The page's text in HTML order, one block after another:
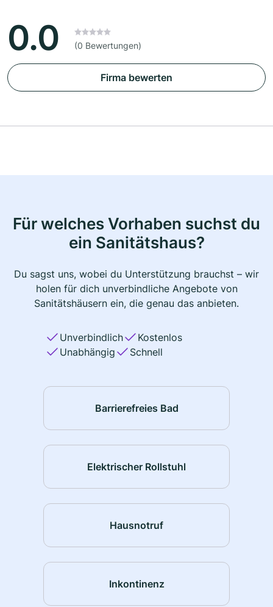
0.0 (0 Bewertungen)
Firma bewerten
Für welches Vorhaben suchst du
ein Sanitätshaus?
Du sagst uns, wobei du Unterstützung brauchst – wir
holen für dich unverbindliche Angebote von
Sanitätshäusern ein, die genau das anbieten.
Unverbindlich
Kostenlos
Unabhängig
Schnell
Barrierefreies Bad
Elektrischer Rollstuhl
Hausnotruf
Inkontinenz